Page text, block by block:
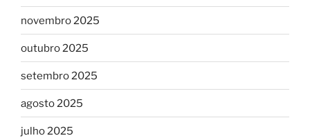
novembro 2025
outubro 2025
setembro 2025
agosto 2025
julho 2025